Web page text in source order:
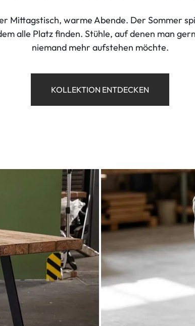
Mittagstisch, warme Abende. Der Sommer
alle Platz finden. Stühle, auf denen man
niemand mehr aufstehen möchte.
KOLLEKTION ENTDECKEN